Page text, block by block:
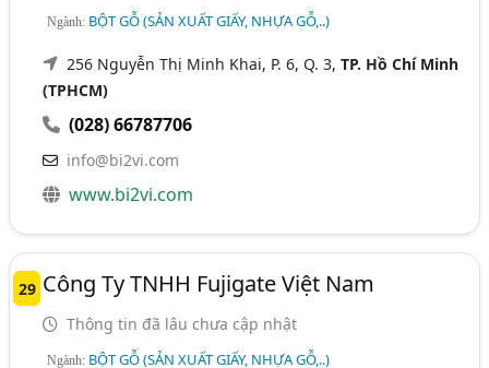
Ngành: BỘT GỖ (SẢN XUẤT GIẤY, NHỰA GỖ,..)
256 Nguyễn Thị Minh Khai, P. 6, Q. 3,TP. Hồ Chí Minh
(TPHCM)
(028) 66787706
info@bi2vi.com
www.bi2vi.com
29 Công Ty TNHH Fujigate Việt Nam
Thông tin đã lâu chưa cập nhật
Ngành: BỘT GỖ (SẢN XUẤT GIẤY, NHỰA GỖ,..)